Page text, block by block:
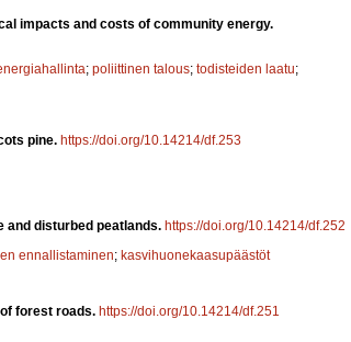
impacts and costs of community energy.
; poliittinen talous; todisteiden laatu;
pine. https://doi.org/10.14214/df.253
and disturbed peatlands. https://doi.org/10.14214/df.252
ennallistaminen; kasvihuonekaasupäästöt
forest roads. https://doi.org/10.14214/df.251